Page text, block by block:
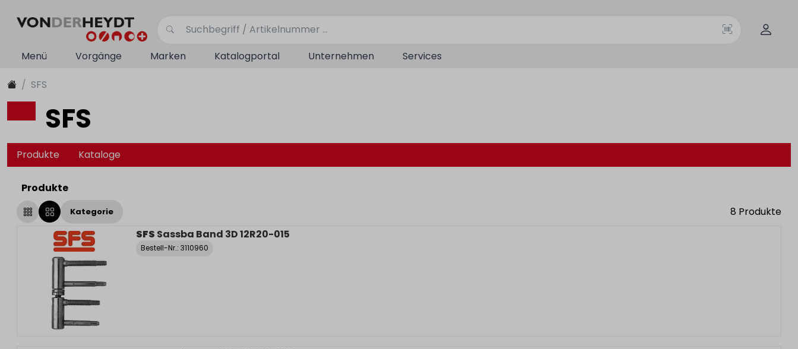
Menü Vorgänge Marken Katalogportal Unternehmen Services
SFS
SFS
Produkte Kataloge
Produkte
Kategorie 8 Produkte
SFS Sassba Band 3D 12R20-015
Bestell-Nr.: 3110960